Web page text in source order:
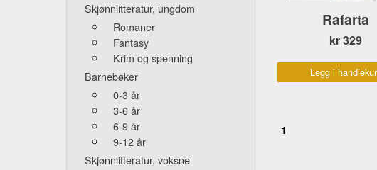
Skjønnlitteratur, ungdom
Romaner
Fantasy
Krim og spenning
Barnebøker
0-3 år
3-6 år
6-9 år
9-12 år
Skjønnlitteratur, voksne
Rafarta
kr 329
Legg i
1